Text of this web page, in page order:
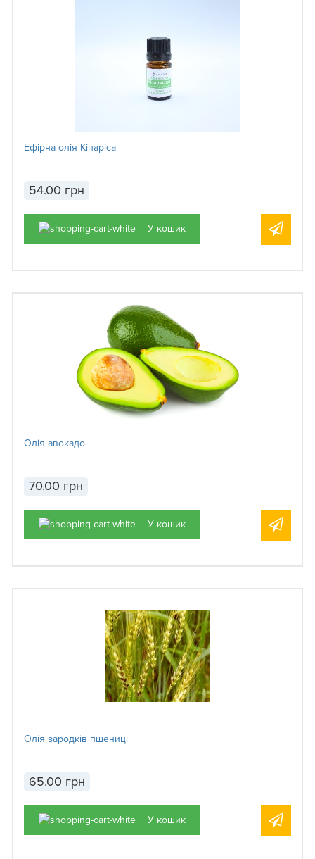
Ефірна олія Кіпаріса
54.00 грн
У кошик
Олія авокадо
70.00 грн
У кошик
Олія зародків пшениці
65.00 грн
У кошик